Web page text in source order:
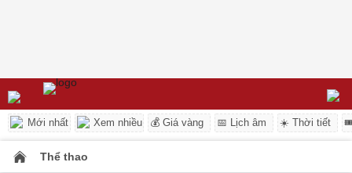
Mới nhất Xem nhiều 💰 Giá vàng 📅 Lịch âm ☀️ Thời tiết
Thể thao